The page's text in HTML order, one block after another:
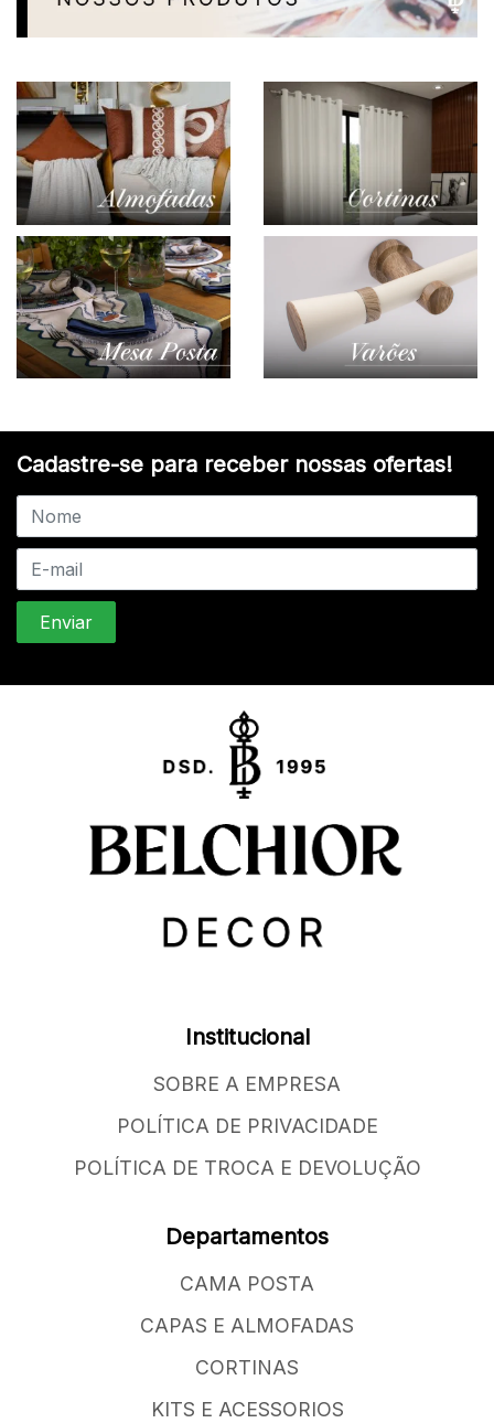
Cadastre-se para receber nossas ofertas!
Institucional
SOBRE A EMPRESA
POLÍTICA DE PRIVACIDADE
POLÍTICA DE TROCA E DEVOLUÇÃO
Departamentos
CAMA POSTA
CAPAS E ALMOFADAS
CORTINAS
KITS E ACESSORIOS